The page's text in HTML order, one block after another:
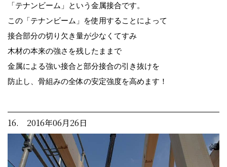
「テナンビーム」という金属接合です。
この「テナンビーム」を使用することによって
接合部分の切り欠き量が少なくてすみ
木材の本来の強さを残したままで
金属による強い接合と部分接合の引き抜けを
防止し、骨組みの全体の安定強度を高めます！
16. 2016年06月26日